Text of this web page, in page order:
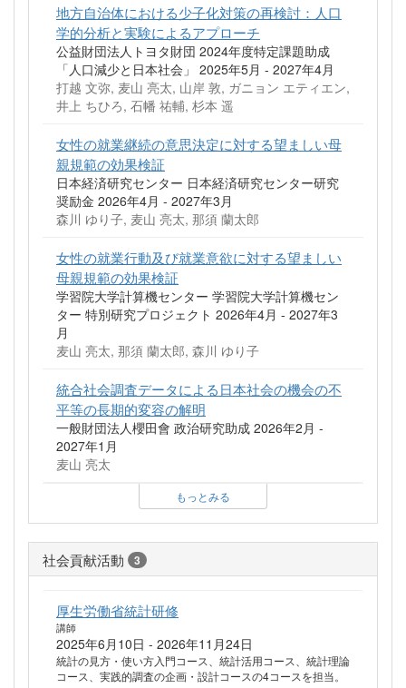
地方自治体における少子化対策の再検討：人口
学的分析と実験によるアプローチ
公益財団法人トヨタ財団 2024年度特定課題助成
「人口減少と日本社会」 2025年5月 - 2027年4月
打越 文弥, 麦山 亮太, 山岸 敦, ガニョン エティエン,
井上 ちひろ, 石幡 祐輔, 杉本 遥
女性の就業継続の意思決定に対する望ましい母
親規範の効果検証
日本経済研究センター 日本経済研究センター研究
奨励金 2026年4月 - 2027年3月
森川 ゆり子, 麦山 亮太, 那須 蘭太郎
女性の就業行動及び就業意欲に対する望ましい
母親規範の効果検証
学習院大学計算機センター 学習院大学計算機セン
ター 特別研究プロジェクト 2026年4月 - 2027年3
月
麦山 亮太, 那須 蘭太郎, 森川 ゆり子
統合社会調査データによる日本社会の機会の不
平等の長期的変容の解明
一般財団法人櫻田會 政治研究助成 2026年2月 -
2027年1月
麦山 亮太
もっとみる
社会貢献活動 3
厚生労働省統計研修
講師
2025年6月10日 - 2026年11月24日
統計の見方・使い方入門コース、統計活用コース、統計理論
コース、実践的調査の企画・設計コースの4コースを担当。